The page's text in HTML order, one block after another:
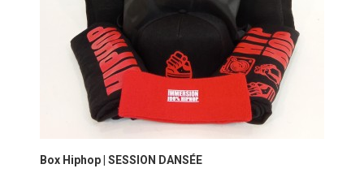
Box Hiphop | SESSION DANSÉE